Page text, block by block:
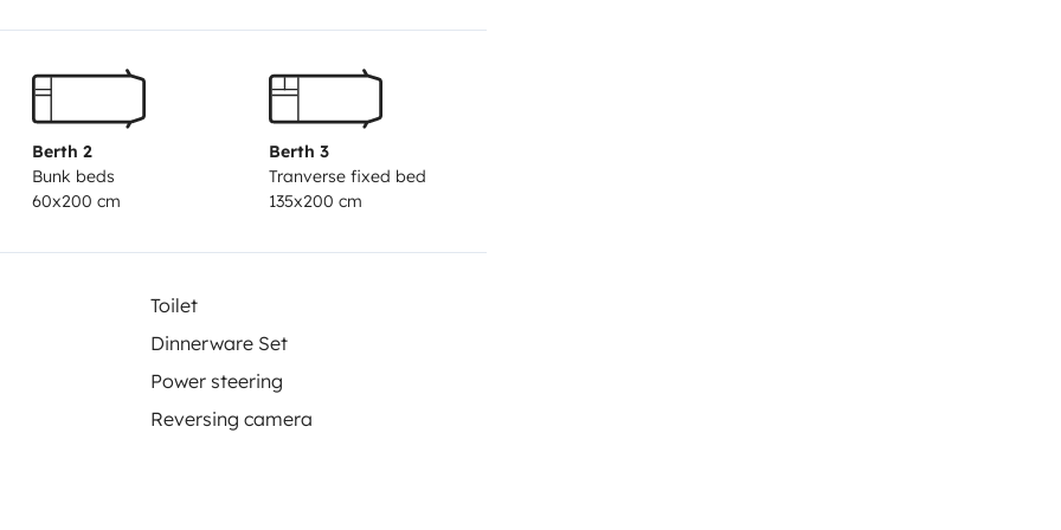
Thomas , Sarah et
fixant sur l’attelage au prix de
Berth 2
Bunk beds
60x200 cm
Berth 3
Tranverse fixed bed
135x200 cm
Toilet
Dinnerware Set
Power steering
Reversing camera